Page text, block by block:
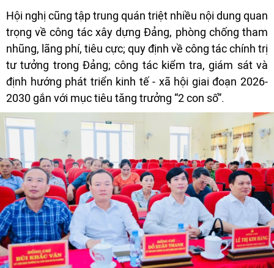
Hội nghị cũng tập trung quán triệt nhiều nội dung quan
trọng về công tác xây dựng Đảng, phòng chống tham
nhũng, lãng phí, tiêu cực; quy định về công tác chính trị
tư tưởng trong Đảng; công tác kiểm tra, giám sát và
định hướng phát triển kinh tế - xã hội giai đoạn 2026-
2030 gắn với mục tiêu tăng trưởng “2 con số”.